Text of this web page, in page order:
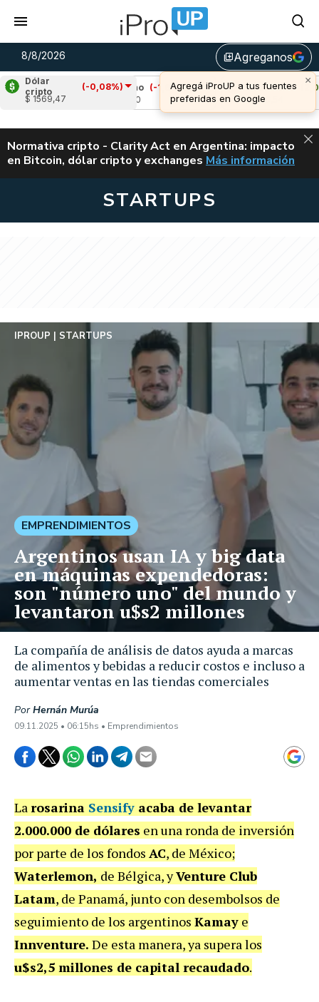
8/8/2026 library_addAgreganos
×
Agregá iProUP a tus fuentes
preferidas en Google
Dólar
cripto
(-0,08%)
$ 1569,47
Cardano (-1,61%)
Avalanche (2,03%)
u$s 6,54
ALERTA
Normativa cripto - Clarity Act en Argentina: impacto
en Bitcoin, dólar cripto y exchanges CLARITY ACT EN
Más información
STARTUPS
La compañía de análisis de datos ayuda a marcas
de alimentos y bebidas a reducir costos e incluso a
aumentar ventas en las tiendas comerciales
IPROUP STARTUPS
PorHernán Murúa
09.11.2025 • 06:15hs • Emprendimientos
EMPRENDIMIENTOS
Argentinos usan IA y big data
en máquinas expendedoras:
son "número uno" del mundo y
levantaron u$s2 millones
Larosarina Sensify acaba de levantar
2.000.000 de dólares en una ronda de inversión
por parte de los fondos AC, de México;
Waterlemon, de Bélgica, yVenture Club
Latam, de Panamá, junto con desembolsos de
seguimiento de los argentinos Kamay e
Innventure. De esta manera, ya supera los
u$s2,5 millones de capital recaudado.